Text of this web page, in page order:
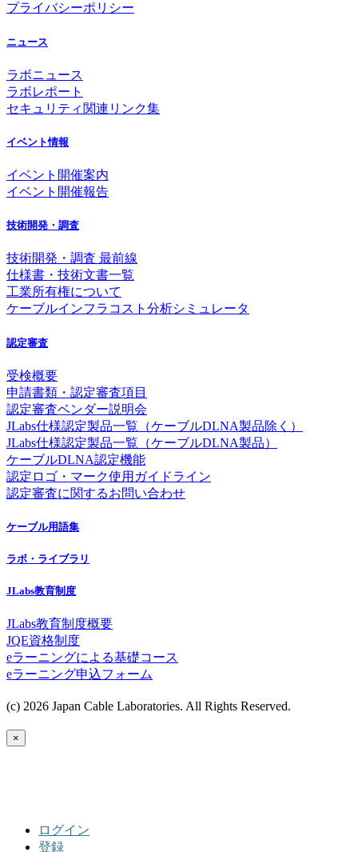
プライバシーポリシー
ニュース
ラボニュース
ラボレポート
セキュリティ関連リンク集
イベント情報
イベント開催案内
イベント開催報告
技術開発・調査
技術開発・調査 最前線
仕様書・技術文書一覧
工業所有権について
ケーブルインフラコスト分析シミュレータ
認定審査
受検概要
申請書類・認定審査項目
認定審査ベンダー説明会
JLabs仕様認定製品一覧（ケーブルDLNA製品除く）
JLabs仕様認定製品一覧（ケーブルDLNA製品）
ケーブルDLNA認定機能
認定ロゴ・マーク使用ガイドライン
認定審査に関するお問い合わせ
ケーブル用語集
ラボ・ライブラリ
JLabs教育制度
JLabs教育制度概要
JQE資格制度
eラーニングによる基礎コース
eラーニング申込フォーム
(c) 2026 Japan Cable Laboratories. All Rights Reserved.
×
ログイン
登録